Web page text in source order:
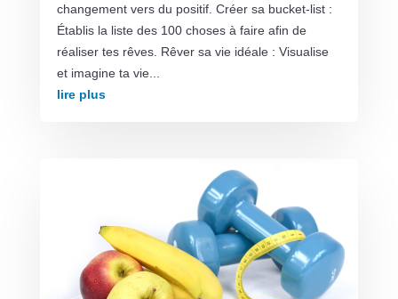
changement vers du positif. Créer sa bucket-list :
Établis la liste des 100 choses à faire afin de
réaliser tes rêves. Rêver sa vie idéale : Visualise
et imagine ta vie...
lire plus